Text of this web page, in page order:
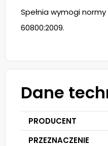
Spełnia wymogi normy
60800:2009.
Dane
PRODUCENT
PRZEZNACZENIE